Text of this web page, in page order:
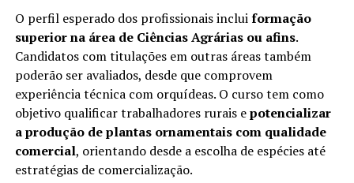
O perfil esperado dos profissionais incluiformação
superior na área de Ciências Agrárias ou afins.
Candidatos com titulações em outras áreas também
poderão ser avaliados, desde que comprovem
experiência técnica com orquídeas. O curso tem como
objetivo qualificar trabalhadores rurais epotencializar
a produção de plantas ornamentais com qualidade
comercial, orientando desde a escolha de espécies até
estratégias de comercialização.